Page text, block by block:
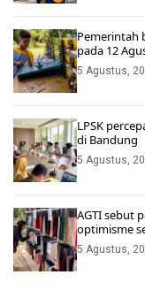
Pemerintah
pada 12
5 Agustus,
LPSK
di Bandung
5 Agustus,
AGTI sebut
optimisme
5 Agustus,